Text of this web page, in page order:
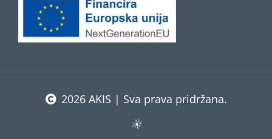
2026 AKIS | Sva prava pridržana.